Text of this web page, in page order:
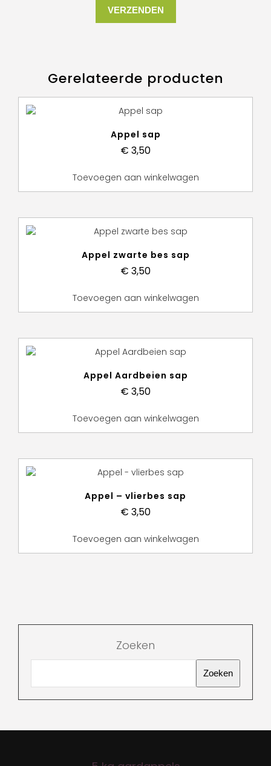
Gerelateerde producten
Appel sap
€ 3,50
Toevoegen aan winkelwagen
Appel zwarte bes sap
€ 3,50
Toevoegen aan winkelwagen
Appel Aardbeien sap
€ 3,50
Toevoegen aan winkelwagen
Appel – vlierbes sap
€ 3,50
Toevoegen aan winkelwagen
Zoeken
Zoeken